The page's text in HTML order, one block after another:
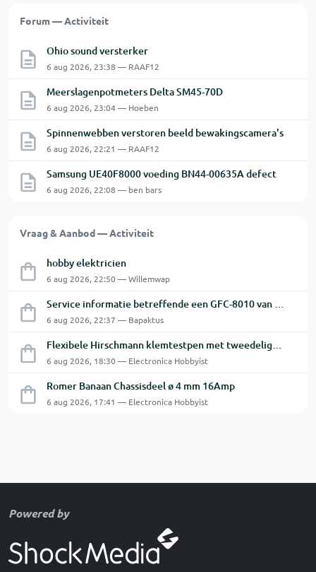
Forum — Activiteit
Ohio sound versterker
6 aug 2026, 23:38 — RAAF12
Meerslagenpotmeters Delta SM45-70D
6 aug 2026, 23:04 — Hoeben
Spinnenwebben verstoren beeld bewakingscamera's
6 aug 2026, 22:21 — RAAF12
Samsung UE40F8000 voeding BN44-00635A defect
6 aug 2026, 22:08 — ben bars
Vraag & Aanbod — Activiteit
hobby elektricien
6 aug 2026, 22:50 — Willemwap
Service informatie betreffende een GFC-8010 van GW
6 aug 2026, 22:37 — Bapaktus
Flexibele Hirschmann klemtestpen met tweedelige klem.
6 aug 2026, 18:30 — Electronica Hobbyist
Romer Banaan Chassisdeel ø 4 mm 16Amp
6 aug 2026, 17:41 — Electronica Hobbyist
Powered by